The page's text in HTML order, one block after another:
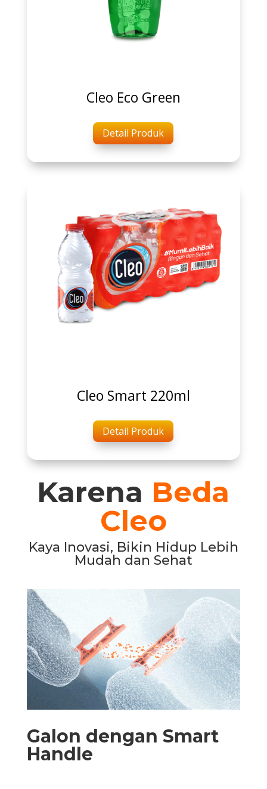
Cleo Eco Green
Detail Produk
Cleo Smart 220ml
Detail Produk
Karena Beda
Cleo
Kaya Inovasi, Bikin Hidup Lebih
Mudah dan Sehat
Galon dengan Smart
Handle